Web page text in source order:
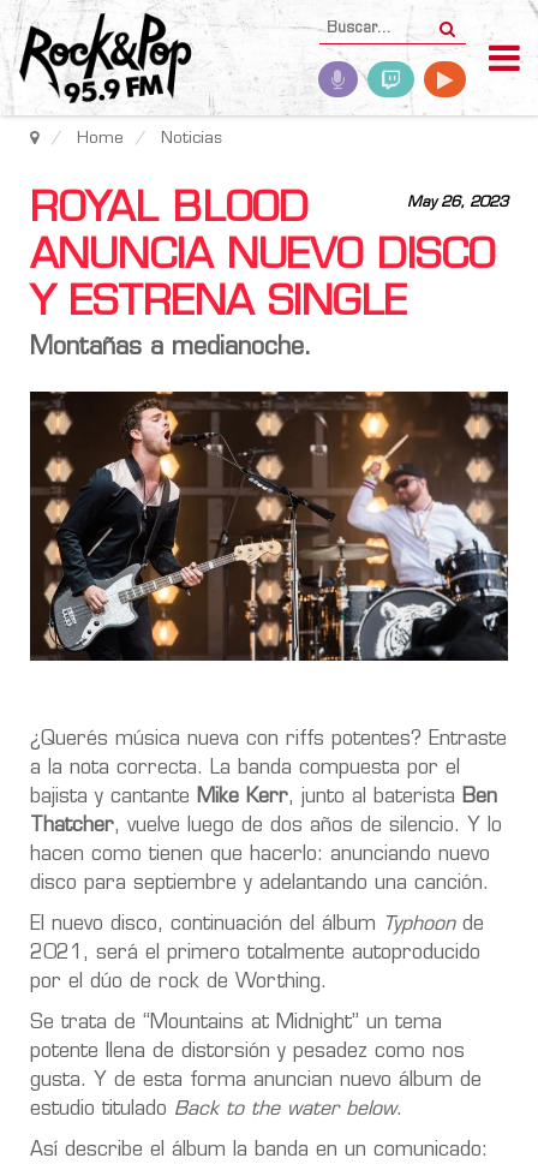
Home Noticias
May 26, 2023
ROYAL BLOOD
ANUNCIA NUEVO DISCO
Y ESTRENA SINGLE
Montañas a medianoche.
¿Querés música nueva con riffs potentes? Entraste
a la nota correcta. La banda compuesta por el
bajista y cantante
Mike Kerr, junto al baterista Ben
Thatcher, vuelve luego de dos años de silencio. Y lo
hacen como tienen que hacerlo: anunciando nuevo
disco para septiembre y adelantando una canción.
El nuevo disco, continuación del álbum Typhoonde
2021, será el primero totalmente autoproducido
por el dúo de rock de Worthing.
Se trata de “Mountains at Midnight” un tema
potente llena de distorsión y pesadez como nos
gusta. Y de esta forma anuncian nuevo álbum de
estudio titulado Back to the water below.
Así describe el álbum la banda en un comunicado: